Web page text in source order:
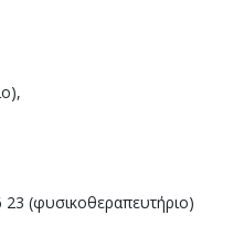
23 (φυσικοθεραπευτήριο)